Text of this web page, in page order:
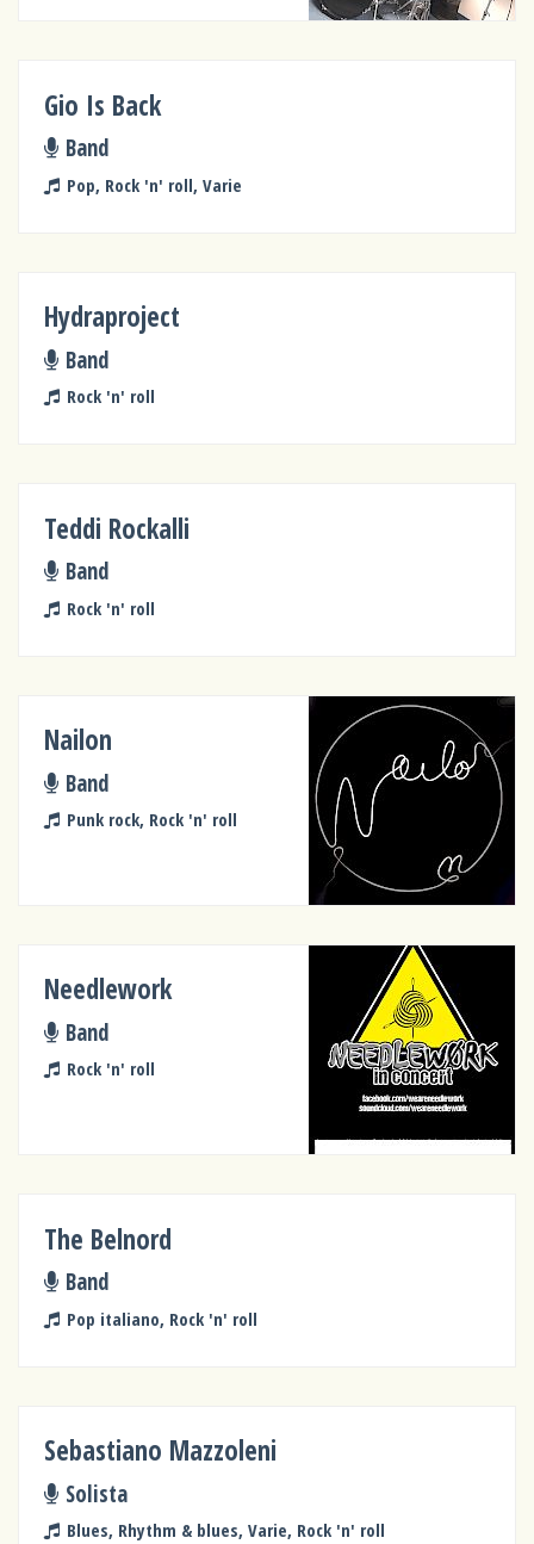
Gio Is Back
Band
Pop, Rock 'n' roll, Varie
Hydraproject
Band
Rock 'n' roll
Teddi Rockalli
Band
Rock 'n' roll
Nailon
Band
Punk rock, Rock 'n' roll
Needlework
Band
Rock 'n' roll
The Belnord
Band
Pop italiano, Rock 'n' roll
Sebastiano Mazzoleni
Solista
Blues, Rhythm & blues, Varie, Rock 'n' roll